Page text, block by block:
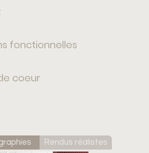
fonctionnelles
coeur
Rendus réalistes